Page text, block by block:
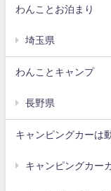
わんことお泊まり
埼玉県
わんことキャンプ
長野県
キャンピングカーは
キャンピングカー